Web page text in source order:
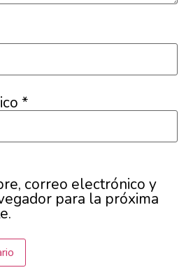
*
correo electrónico y
para la próxima